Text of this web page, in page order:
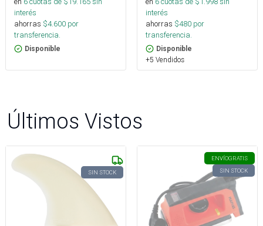
interés
ahorras $4.600 por
transferencia.
Disponible
interés
ahorras $480 por
transferencia.
Disponible
+5 Vendidos
Últimos Vistos
SIN STOCK
ENVÍOGRATIS
SIN STOCK